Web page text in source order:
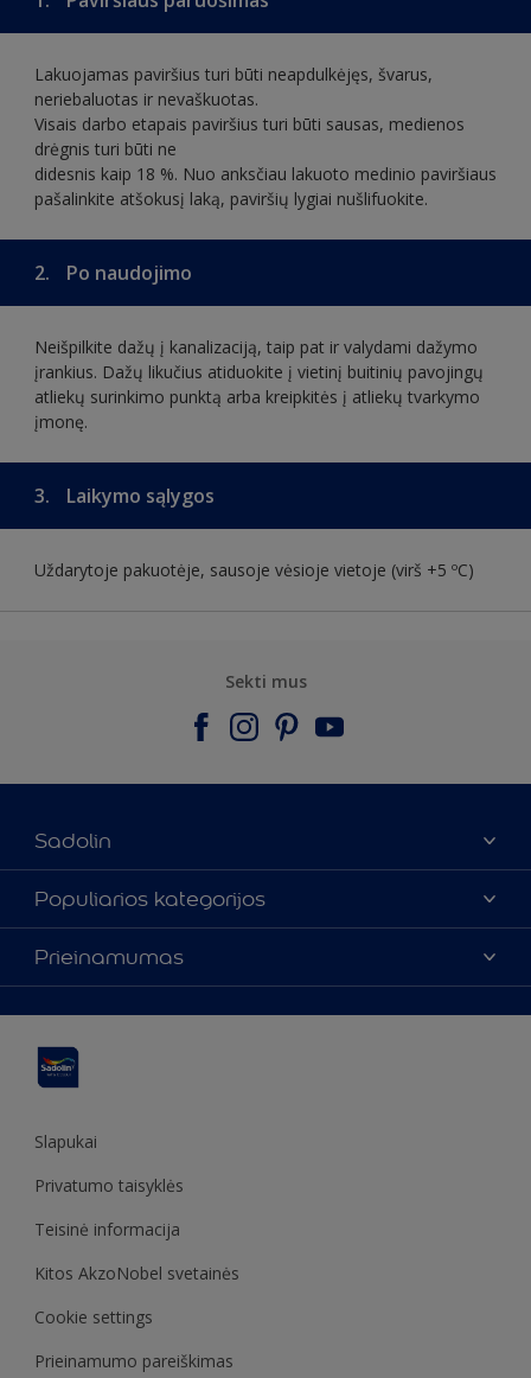
Lakuojamas paviršius turi būti neapdulkėjęs, švarus,
neriebaluotas ir nevaškuotas.
Visais darbo etapais paviršius turi būti sausas, medienos
drėgnis turi būti ne
didesnis kaip 18 %. Nuo anksčiau lakuoto medinio paviršiaus
pašalinkite atšokusį laką, paviršių lygiai nušlifuokite.
2. Po naudojimo
Neišpilkite dažų į kanalizaciją, taip pat ir valydami dažymo
įrankius. Dažų likučius atiduokite į vietinį buitinių pavojingų
atliekų surinkimo punktą arba kreipkitės į atliekų tvarkymo
įmonę.
3. Laikymo sąlygos
Uždarytoje pakuotėje, sausoje vėsioje vietoje (virš +5 ºC)
Sekti mus
Sadolin
Apie mus
Susisiekti su mumis
Rasti parduotuvę
Populiarios kategorijos
Spalvos
Produktai
Įkvėpimas
Dekoravimo patarimai
Sadolin Metų spalva
Prieinamumas
Slapukai
Privatumo taisyklės
Teisinė informacija
Kitos AkzoNobel svetainės
Cookie settings
Prieinamumo pareiškimas